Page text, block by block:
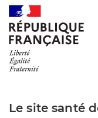
Le site santé